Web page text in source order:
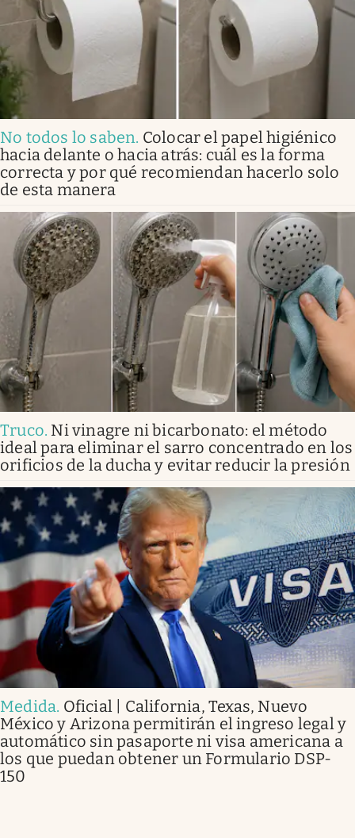
No todos lo saben. Colocar el papel higiénico
hacia delante o hacia atrás: cuál es la forma
correcta y por qué recomiendan hacerlo solo
de esta manera
Truco. Ni vinagre ni bicarbonato: el método
ideal para eliminar el sarro concentrado en los
orificios de la ducha y evitar reducir la presión
Medida. Oficial | California, Texas, Nuevo
México y Arizona permitirán el ingreso legal y
automático sin pasaporte ni visa americana a
los que puedan obtener un Formulario DSP-
150